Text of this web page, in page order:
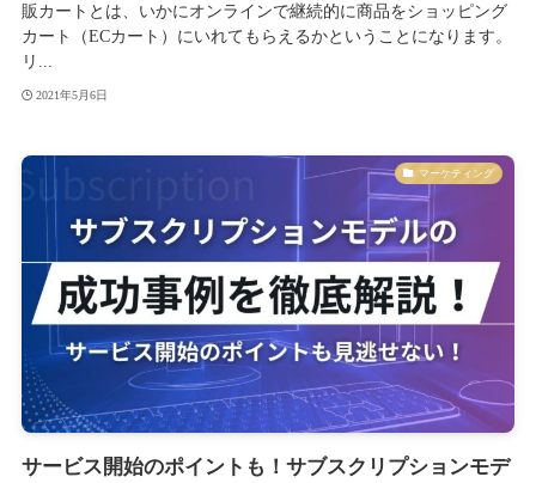
販カートとは、いかにオンラインで継続的に商品をショッピング
カート（ECカート）にいれてもらえるかということになります。
リ...
2021年5月6日
マーケティング
サービス開始のポイントも！サブスクリプションモデ